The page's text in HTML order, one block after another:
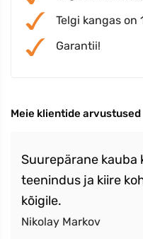
Telgi kangas on
Garantii!
Meie klientide arvustused
Suurepärane
teenindus ja kiire
kõigile.
Nikolay Markov